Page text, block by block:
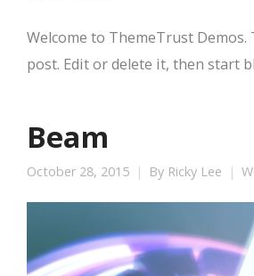
Welcome to ThemeTrust
post. Edit or delete it, then start
Beam
October 28, 2015 By Ricky Lee